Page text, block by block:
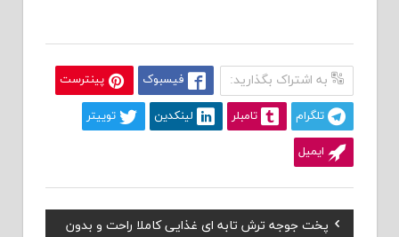
به اشتراک بگذارید: فیسبوک پینترست
تلگرام تامبلر لینکدین توییتر
ایمیل
Previous
پخت جوجه ترش تابه ای غذایی کاملا راحت و بدون